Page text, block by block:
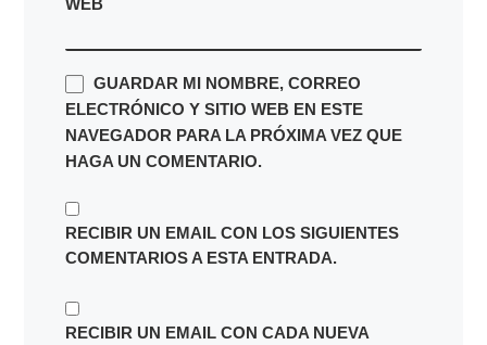
WEB
GUARDAR MI NOMBRE, CORREO
ELECTRÓNICO Y SITIO WEB EN ESTE
NAVEGADOR PARA LA PRÓXIMA VEZ QUE
HAGA UN COMENTARIO.
RECIBIR UN EMAIL CON LOS SIGUIENTES
COMENTARIOS A ESTA ENTRADA.
RECIBIR UN EMAIL CON CADA NUEVA